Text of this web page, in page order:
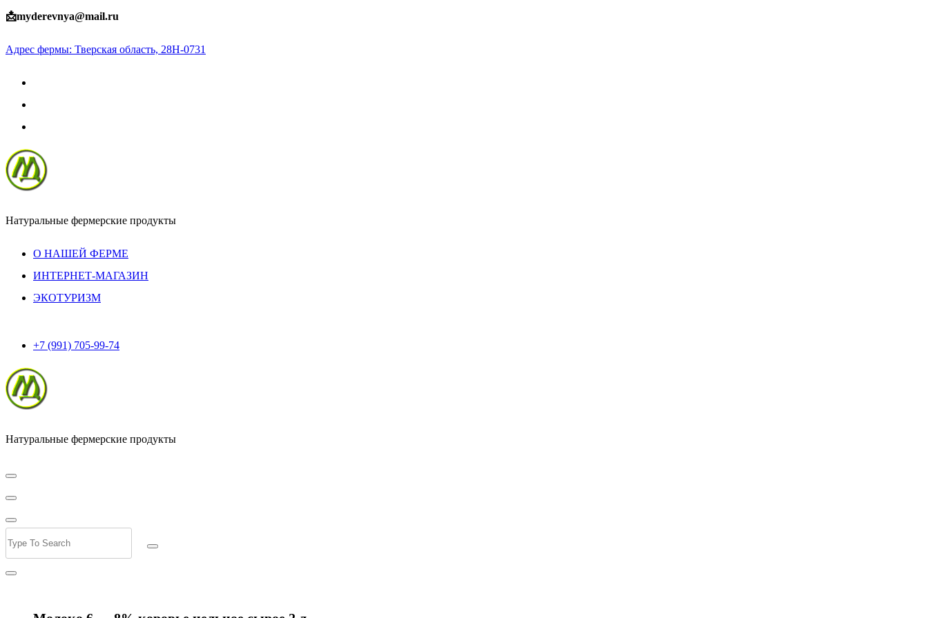
Skip
📩myderevnya@mail.ru
Адрес фермы: Тверская область, 28Н-0731
Натуральные фермерские продукты
О НАШЕЙ ФЕРМЕ
ИНТЕРНЕТ-МАГАЗИН
ЭКОТУРИЗМ
+7 (991) 705-99-74
Натуральные фермерские продукты